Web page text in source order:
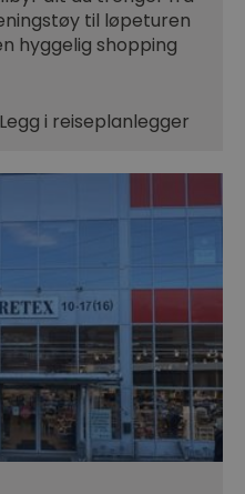
til løpeturen
hyggelig shopping